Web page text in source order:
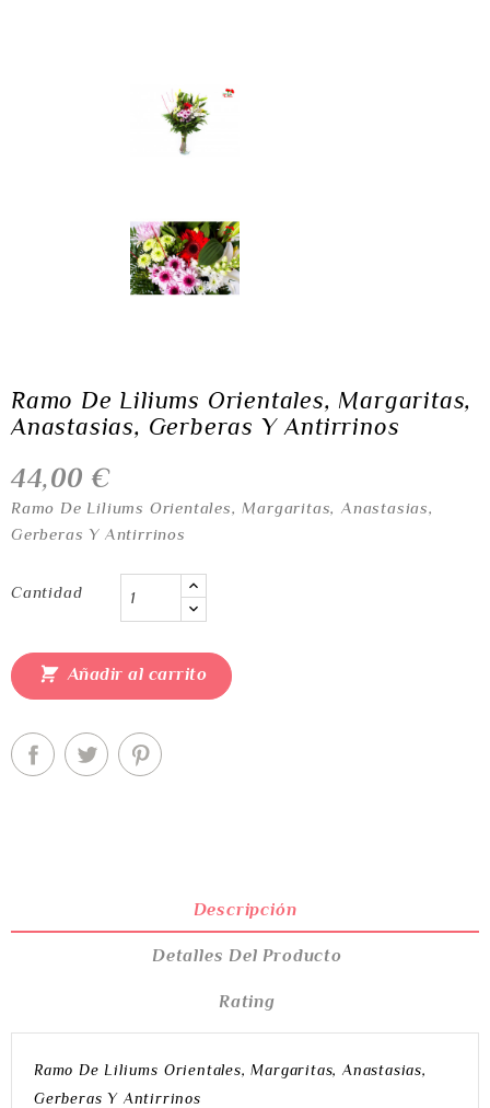
Ramo De Liliums Orientales, Margaritas,
Anastasias, Gerberas Y Antirrinos
44,00 €
Ramo De Liliums Orientales, Margaritas, Anastasias,
Gerberas Y Antirrinos
Cantidad
 Añadir al carrito
Descripción
Detalles Del Producto
Rating
Ramo De Liliums Orientales, Margaritas, Anastasias,
Gerberas Y Antirrinos